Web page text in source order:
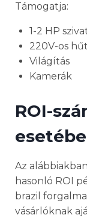
Támogatja:
1-2 HP
220V-os
Világítás
Kamerák
ROI-
Az
hasonló ROI
brazil
vásárlóknak